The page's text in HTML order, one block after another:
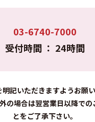
03-6740-7000
受付時間 ： 24時間
記いただきますようお願い
の場合は翌営業日以降での
とをご了承下さい。